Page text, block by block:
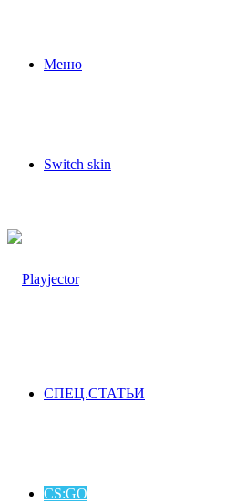
Меню
Switch skin
СПЕЦ.СТАТЬИ
CS:GO